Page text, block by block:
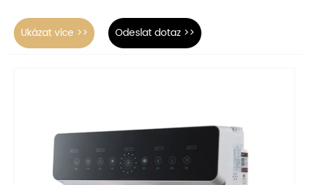
Ukázat více >> Odeslat dotaz >>